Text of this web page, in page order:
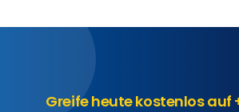
Greife heute kostenlos auf